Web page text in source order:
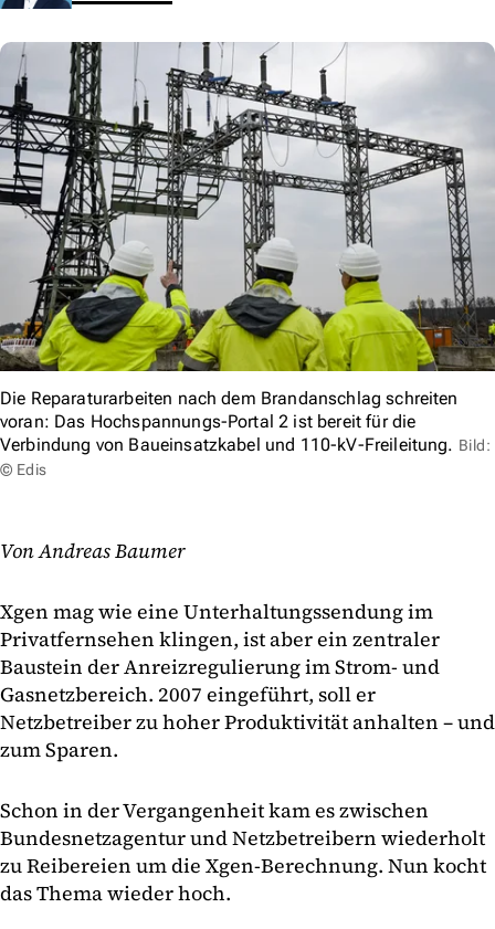
Die Reparaturarbeiten nach dem Brandanschlag schreiten
voran: Das Hochspannungs-Portal 2 ist bereit für die
Verbindung von Baueinsatzkabel und 110-kV-Freileitung. Bild:
© Edis
Von Andreas Baumer
Xgen mag wie eine Unterhaltungssendung im
Privatfernsehen klingen, ist aber ein zentraler
Baustein der Anreizregulierung im Strom- und
Gasnetzbereich. 2007 eingeführt, soll er
Netzbetreiber zu hoher Produktivität anhalten – und
zum Sparen.
Schon in der Vergangenheit kam es zwischen
Bundesnetzagentur und Netzbetreibern wiederholt
zu Reibereien um die Xgen-Berechnung. Nun kocht
das Thema wieder hoch.